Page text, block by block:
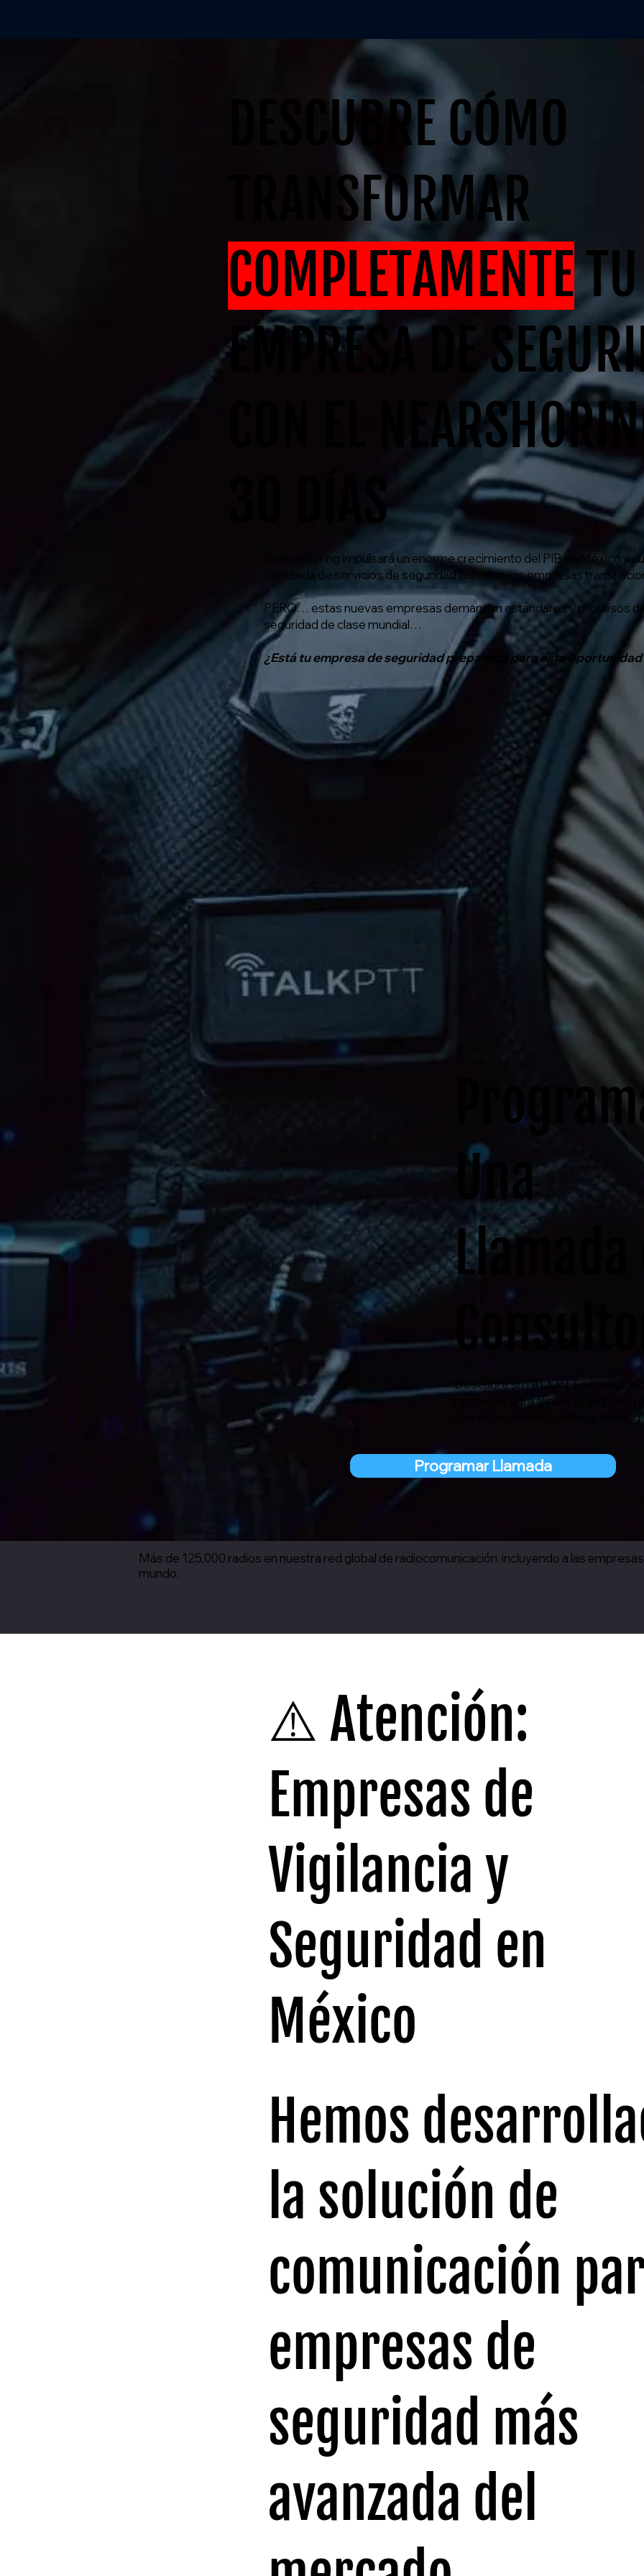
DESCUBRE CÓMO
TRANSFORMAR
COMPLETAMENTETU
EMPRESA DE
CON EL
30 DÍAS
El nearshoring impulsará un enorme crecimiento del PIB en México y
demanda de servicios de seguridad para nuevas empresas
PERO… estas nuevas empresas demandan estándares y procesos
seguridad de clase mundial…
¿Está tu empresa de seguridad preparada para esta
Programar Llamada
Una
Llamada
Descubre si iTALKPTT es la
necesitas para alinear tu empresa
con el crecimiento del Nearshoring.
Más de 125,000 radios en nuestra red global de radiocomunicación, incluyendo a las
mundo.
⚠️ Atención:
Empresas de
Vigilancia y
Seguridad en
México
Hemos
la solución de
comunicación
empresas de
seguridad más
avanzada del